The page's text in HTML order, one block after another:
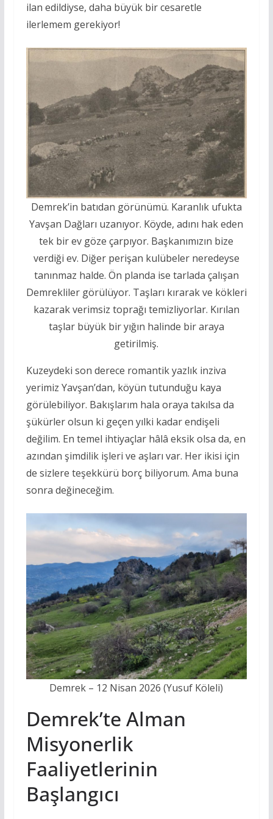
ilan edildiyse, daha büyük bir cesaretle
ilerlemem gerekiyor!
Demrek’in batıdan görünümü. Karanlık ufukta
Yavşan Dağları uzanıyor. Köyde, adını hak eden
tek bir ev göze çarpıyor. Başkanımızın bize
verdiği ev. Diğer perişan kulübeler neredeyse
tanınmaz halde. Ön planda ise tarlada çalışan
Demrekliler görülüyor. Taşları kırarak ve kökleri
kazarak verimsiz toprağı temizliyorlar. Kırılan
taşlar büyük bir yığın halinde bir araya
getirilmiş.
Kuzeydeki son derece romantik yazlık inziva
yerimiz Yavşan’dan, köyün tutunduğu kaya
görülebiliyor. Bakışlarım hala oraya takılsa da
şükürler olsun ki geçen yılki kadar endişeli
değilim. En temel ihtiyaçlar hâlâ eksik olsa da, en
azından şimdilik işleri ve aşları var. Her ikisi için
de sizlere teşekkürü borç biliyorum. Ama buna
sonra değineceğim.
Demrek – 12 Nisan 2026 (Yusuf Köleli)
Demrek’te Alman
Misyonerlik
Faaliyetlerinin
Başlangıcı